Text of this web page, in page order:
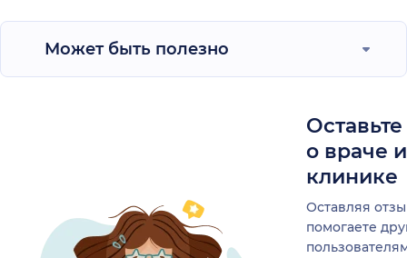
Может быть полезно
о враче
клинике
Оставляя
помогаете